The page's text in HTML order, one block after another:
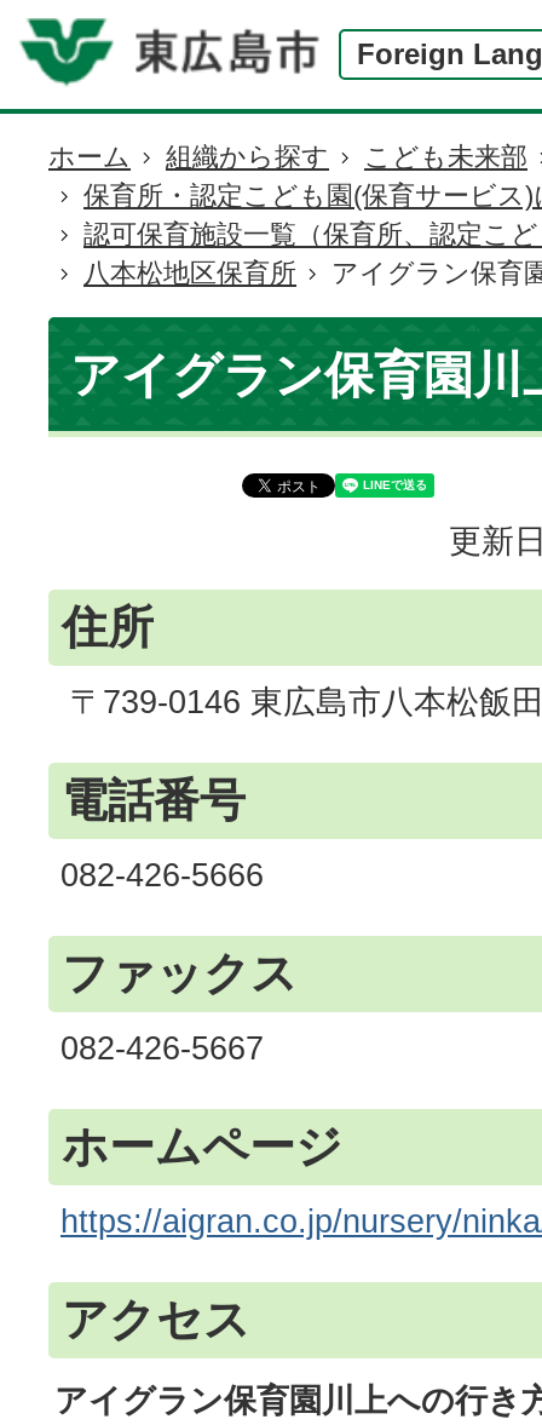
Foreign
現
在
の
位
置
ホーム 組織から探す
こども未来部
保育所・認定こども園(保育サービス
認可保育施設一覧（保育所、認定こ
八本松地区保育所
アイグラン保育
アイグラン保育園川
更新
住所
〒739-0146 東広島市八本松飯
電話番号
082-426-5666
ファックス
082-426-5667
ホームページ
https://aigran.co.jp/nursery/
アクセス
アイグラン保育園川上への行き